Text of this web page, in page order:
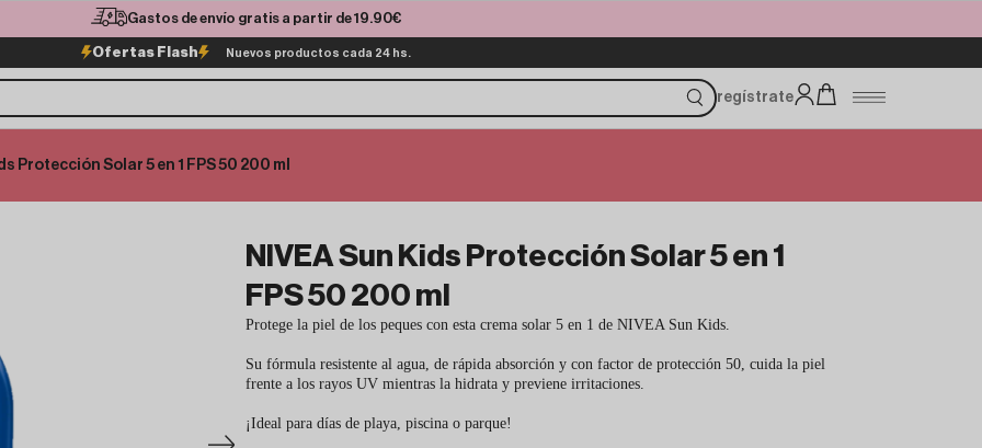
Gastos de envío gratis a partir de 19.90€
Ofertas Flash Nuevos productos cada 24 hs.
regístrate
Protección Solar 5 en 1 FPS 50 200 ml
NIVEA Sun Kids Protección Solar 5 en 1
FPS 50 200 ml
Protege la piel de los peques con esta crema solar 5 en 1 de NIVEA Sun Kids.
Su fórmula resistente al agua, de rápida absorción y con factor de protección 50, cuida la piel
frente a los rayos UV mientras la hidrata y previene irritaciones.
¡Ideal para días de playa, piscina o parque!